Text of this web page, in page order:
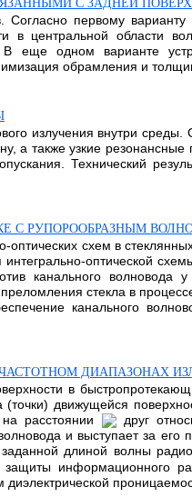
С ЗАДНЕЙ
Согласно первому
центральной области
одном варианте
обрамления и
излучения внутри
а также узкие
Технический
С РУПОРООБРАЗНЫМ
оптических схем в
оптической
канального
стекла в
канального
ДИАПАЗОНАХ
в
движущейся
расстоянии
друг
и выступает за
длиной волны
информационного
диэлектрической